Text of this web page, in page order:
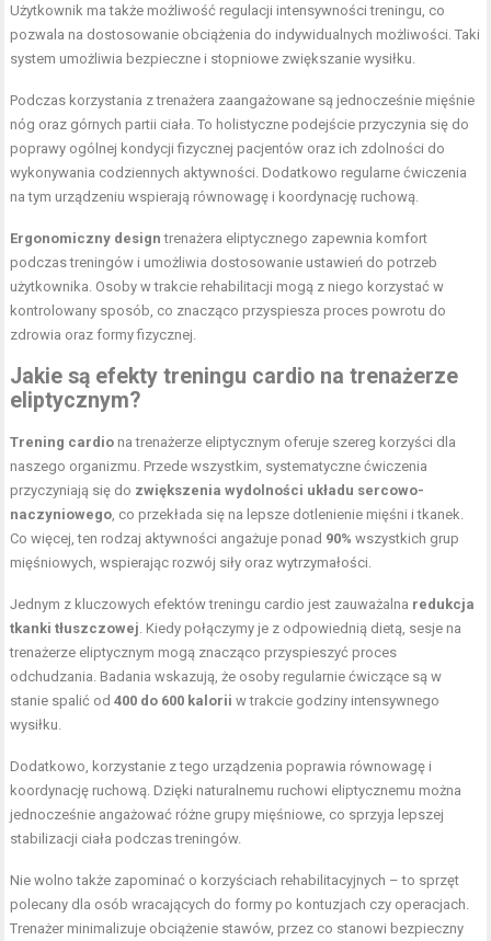
Użytkownik ma także możliwość regulacji intensywności treningu, co
pozwala na dostosowanie obciążenia do indywidualnych możliwości. Taki
system umożliwia bezpieczne i stopniowe zwiększanie wysiłku.
Podczas korzystania z trenażera zaangażowane są jednocześnie mięśnie
nóg oraz górnych partii ciała. To holistyczne podejście przyczynia się do
poprawy ogólnej kondycji fizycznej pacjentów oraz ich zdolności do
wykonywania codziennych aktywności. Dodatkowo regularne ćwiczenia
na tym urządzeniu wspierają równowagę i koordynację ruchową.
Ergonomiczny design trenażera eliptycznego zapewnia komfort
podczas treningów i umożliwia dostosowanie ustawień do potrzeb
użytkownika. Osoby w trakcie rehabilitacji mogą z niego korzystać w
kontrolowany sposób, co znacząco przyspiesza proces powrotu do
zdrowia oraz formy fizycznej.
Jakie są efekty treningu cardio na trenażerze
eliptycznym?
Trening cardio na trenażerze eliptycznym oferuje szereg korzyści dla
naszego organizmu. Przede wszystkim, systematyczne ćwiczenia
przyczyniają się do zwiększenia wydolności układu sercowo-
naczyniowego , co przekłada się na lepsze dotlenienie mięśni i tkanek.
Co więcej, ten rodzaj aktywności angażuje ponad 90% wszystkich grup
mięśniowych, wspierając rozwój siły oraz wytrzymałości.
Jednym z kluczowych efektów treningu cardio jest zauważalna redukcja
tkanki tłuszczowej . Kiedy połączymy je z odpowiednią dietą, sesje na
trenażerze eliptycznym mogą znacząco przyspieszyć proces
odchudzania. Badania wskazują, że osoby regularnie ćwiczące są w
stanie spalić od400 do 600 kalorii w trakcie godziny intensywnego
wysiłku.
Dodatkowo, korzystanie z tego urządzenia poprawia równowagę i
koordynację ruchową. Dzięki naturalnemu ruchowi eliptycznemu można
jednocześnie angażować różne grupy mięśniowe, co sprzyja lepszej
stabilizacji ciała podczas treningów.
Nie wolno także zapominać o korzyściach rehabilitacyjnych – to sprzęt
polecany dla osób wracających do formy po kontuzjach czy operacjach.
Trenażer minimalizuje obciążenie stawów, przez co stanowi bezpieczny